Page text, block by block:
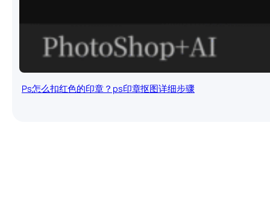
Ps怎么扣红色的印章？ps印章抠图详细步骤